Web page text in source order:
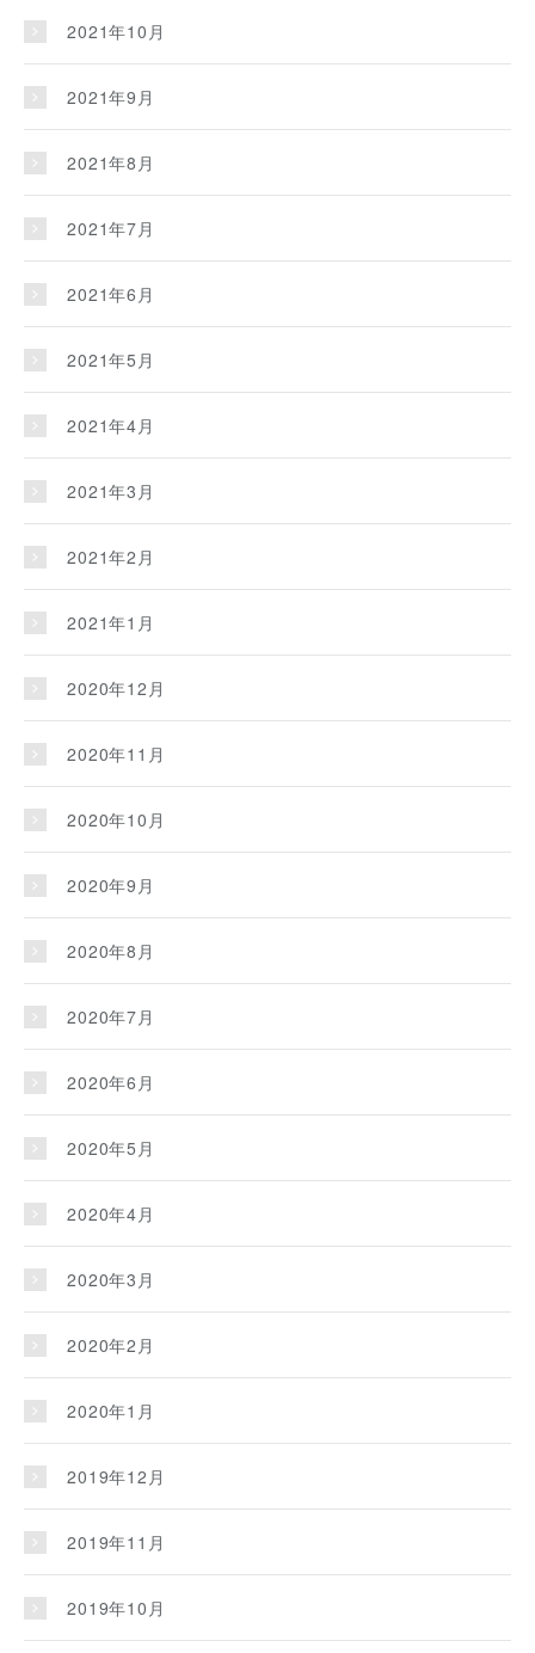
2021年10月
2021年9月
2021年8月
2021年7月
2021年6月
2021年5月
2021年4月
2021年3月
2021年2月
2021年1月
2020年12月
2020年11月
2020年10月
2020年9月
2020年8月
2020年7月
2020年6月
2020年5月
2020年4月
2020年3月
2020年2月
2020年1月
2019年12月
2019年11月
2019年10月